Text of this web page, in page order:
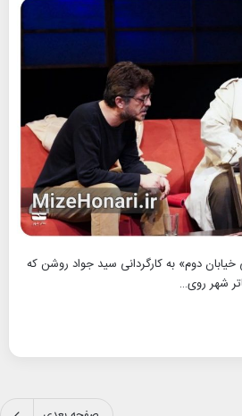
دوم» به کارگردانی سید جواد روشن که
شهر روی…